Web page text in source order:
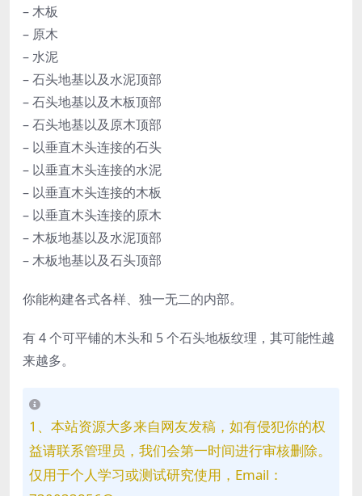
– 木板
– 原木
– 水泥
– 石头地基以及水泥顶部
– 石头地基以及木板顶部
– 石头地基以及原木顶部
– 以垂直木头连接的石头
– 以垂直木头连接的水泥
– 以垂直木头连接的木板
– 以垂直木头连接的原木
– 木板地基以及水泥顶部
– 木板地基以及石头顶部
你能构建各式各样、独一无二的内部。
有 4 个可平铺的木头和 5 个石头地板纹理，其可能性越
来越多。
1、本站资源大多来自网友发稿，如有侵犯你的权
益请联系管理员，我们会第一时间进行审核删除。
仅用于个人学习或测试研究使用，Email：